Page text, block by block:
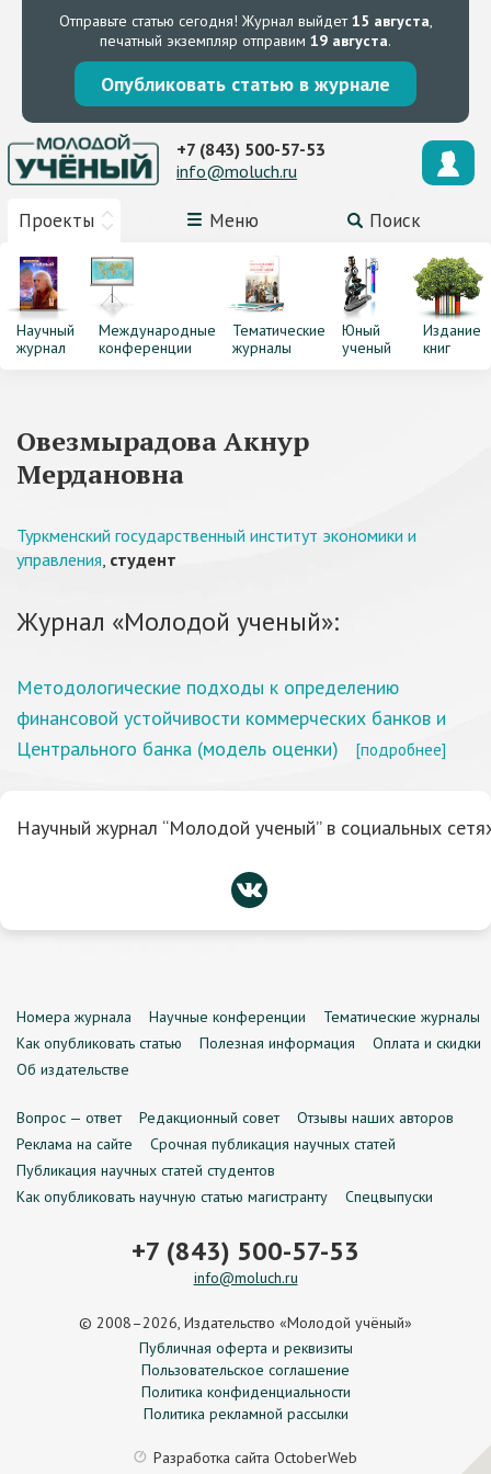
Отправьте статью сегодня! Журнал выйдет15 августа,
печатный экземпляр отправим 19 августа.
Опубликовать статью в журнале
Проекты Меню Поиск
+7 (843) 500-57-53
info@moluch.ru
Научный
журнал
Международные
конференции
Тематические
журналы
Юный
ученый
Издание
книг
Овезмырадова Акнур
Мердановна
Туркменский государственный институт экономики и
управления, студент
Журнал «Молодой ученый»:
Методологические подходы к определению
финансовой устойчивости коммерческих банков и
Центрального банка (модель оценки)
[подробнее]
Научный журнал “Молодой ученый” в социальных
Номера журнала Научные конференции
Тематические журналы
Как опубликовать статью
Полезная информация
Оплата и скидки
Об издательстве
Вопрос — ответ Редакционный совет
Отзывы наших авторов
Реклама на сайте
Срочная публикация научных статей
Публикация научных статей студентов
Как опубликовать научную статью магистранту
Спецвыпуски
+7 (843) 500-57-53
info@moluch.ru
© 2008–2026, Издательство «Молодой учёный»
Публичная оферта и реквизиты
Пользовательское соглашение
Политика конфиденциальности
Политика рекламной рассылки
Разработка сайта OctoberWeb